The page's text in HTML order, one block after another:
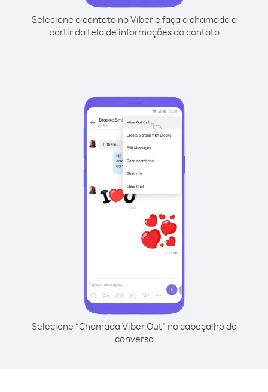
Selecione o contato no Viber e faça a chamada a
partir da tela de informações do contato
Selecione “Chamada Viber Out” no cabeçalho da
conversa